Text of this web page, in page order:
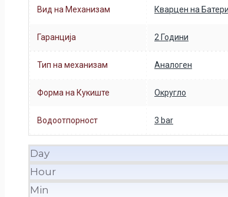
Вид на Механизам Кварцен на
Гаранција 2 Години
Тип на механизам Аналоген
Форма на Кукиште Округло
Водоотпорност 3 bar
Day
Hour
Min